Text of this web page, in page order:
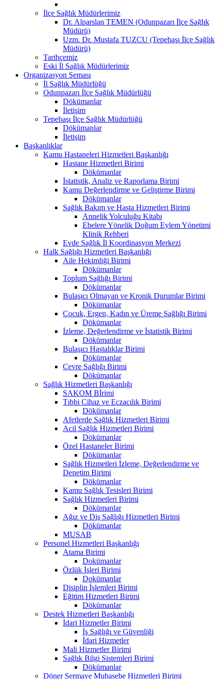
İlçe Sağlık Müdürlerimiz
Dr. Alparslan TEMEN (Odunpazarı İlçe Sağlık
Müdürü)
Uzm. Dr. Mustafa TUZCU (Tepebaşı İlçe Sağlık
Müdürü)
Tarihçemiz
Eski İl Sağlık Müdürlerimiz
Organizasyon Şeması
İl Sağlık Müdürlüğü
Odunpazarı İlçe Sağlık Müdürlüğü
Dökümanlar
İletişim
Tepebaşı İlçe Sağlık Müdürlüğü
Dökümanlar
İletişim
Başkanlıklar
Kamu Hastaneleri Hizmetleri Başkanlığı
Hastane Hizmetleri Birimi
Dökümanlar
İstatistik, Analiz ve Raporlama Birimi
Kamu Değerlendirme ve Geliştirme Birimi
Dökümanlar
Sağlık Bakım ve Hasta Hizmetleri Birimi
Annelik Yolculuğu Kitabı
Ebelere Yönelik Doğum Eylem Yönetimi
Klinik Rehberi
Evde Sağlık İl Koordinasyon Merkezi
Halk Sağlığı Hizmetleri Başkanlığı
Aile Hekimliği Birimi
Dökümanlar
Toplum Sağlığı Birimi
Dökümanlar
Bulaşıcı Olmayan ve Kronik Durumlar Birimi
Dökümanlar
Çocuk, Ergen, Kadın ve Üreme Sağlığı Birimi
Dökümanlar
İzleme, Değerlendirme ve İstatistik Birimi
Dökümanlar
Bulaşıcı Hastalıklar Birimi
Dökümanlar
Çevre Sağlığı Birimi
Dökümanlar
Sağlık Hizmetleri Başkanlığı
SAKOM Bİrimi
Tıbbi Cihaz ve Eczacılık Birimi
Dökümanlar
Afetlerde Sağlık Hizmetleri Birimi
Acil Sağlık Hizmetleri Birimi
Dökümanlar
Özel Hastaneler Birimi
Dökümanlar
Sağlık Hizmetleri İzleme, Değerlendirme ve
Denetim Birimi
Dökümanlar
Kamu Sağlık Tesisleri Birimi
Sağlık Hizmetleri Birimi
Dökümanlar
Ağız ve Diş Sağlığı Hizmetleri Birimi
Dökümanlar
MUSAB
Personel Hizmetleri Başkanlığı
Atama Birimi
Dokümanlar
Özlük İşleri Birimi
Dokümanlar
Disiplin İşlemleri Birimi
Eğitim Hizmetleri Birimi
Dökümanlar
Destek Hizmetleri Başkanlığı
İdari Hizmetler Birimi
İş Sağlığı ve Güvenliği
İdari Hizmetler
Mali Hizmetler Birimi
Sağlık Bilgi Sistemleri Birimi
Dökümanlar
Döner Sermaye Muhasebe Hizmetleri Birimi